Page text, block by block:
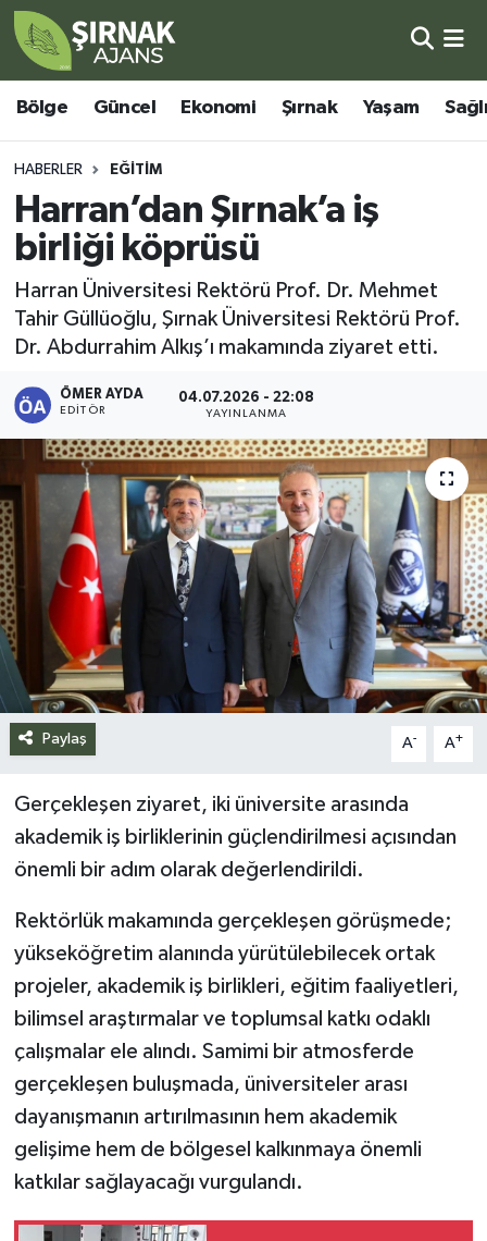
Bölge Güncel Ekonomi Şırnak Yaşam
HABERLER EĞITIM
Harran’dan Şırnak’a iş
birliği köprüsü
Harran Üniversitesi Rektörü Prof. Dr. Mehmet
Tahir Güllüoğlu, Şırnak Üniversitesi Rektörü Prof.
Dr. Abdurrahim Alkış’ı makamında ziyaret etti.
ÖMER AYDA
EDITÖR
04.07.2026 - 22:08
YAYINLANMA
Paylaş A- A+
Gerçekleşen ziyaret, iki üniversite arasında
akademik iş birliklerinin güçlendirilmesi açısından
önemli bir adım olarak değerlendirildi.
Rektörlük makamında gerçekleşen görüşmede;
yükseköğretim alanında yürütülebilecek ortak
projeler, akademik iş birlikleri, eğitim faaliyetleri,
bilimsel araştırmalar ve toplumsal katkı odaklı
çalışmalar ele alındı. Samimi bir atmosferde
gerçekleşen buluşmada, üniversiteler arası
dayanışmanın artırılmasının hem akademik
gelişime hem de bölgesel kalkınmaya önemli
katkılar sağlayacağı vurgulandı.
Bölge
Güncel
Ekonomi
Şırnak
Sağlık
Eğitim
Kültür - Sanat
Siyaset
Spor
Teknoloji
Yazarlar
Şırnak Nöbetçi Eczaneler
Şırnak Hava Durumu
Şirnak Namaz Vakitleri
Şırnak Trafik Yoğunluk Haritası
Süper Lig Puan Durumu ve Fikstür
Tüm Manşetler
Son Dakika Haberleri
Haber Arşivi